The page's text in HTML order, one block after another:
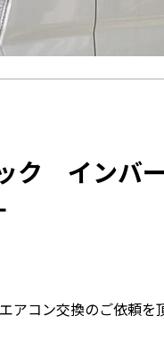
ク インバ
アコン交換のご依頼を